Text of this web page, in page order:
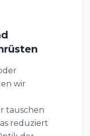
wir
tauschen
reduziert